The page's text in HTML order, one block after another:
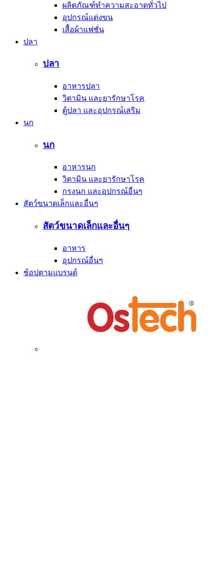
ผลิตภัณฑ์ทำความสะอาดทั่วไป
อุปกรณ์แต่งขน
เสื้อผ้าแฟชั่น
ปลา
ปลา
อาหารปลา
วิตามิน และยารักษาโรค
ตู้ปลา และอุปกรณ์เสริม
นก
นก
อาหารนก
วิตามิน และยารักษาโรค
กรงนก และอุปกรณ์อื่นๆ
สัตว์ขนาดเล็กและอื่นๆ
สัตว์ขนาดเล็กและอื่นๆ
อาหาร
อุปกรณ์อื่นๆ
ช้อปตามแบรนด์